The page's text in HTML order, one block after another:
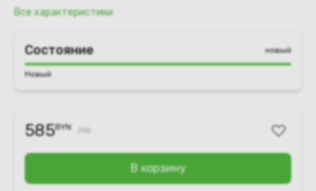
Все характеристики
Состояние новый
Новый
585BYN 710
В корзину